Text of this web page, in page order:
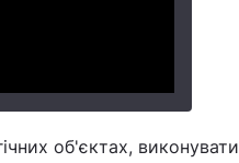
об'єктах, виконувати